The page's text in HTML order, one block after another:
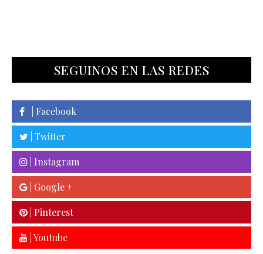
SEGUINOS EN LAS REDES
| Facebook
| Twitter
| Instagram
| Google +
| Pinterest
| Youtube